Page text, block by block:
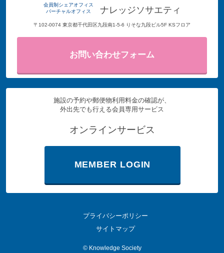
会員制シェアオフィス
バーチャルオフィス
ナレッジソサエティ
〒102-0074 東京都千代田区九段南1-5-6 りそな九段ビル5F KSフロア
お問い合わせフォーム
施設の予約や郵便物利用料金の確認が、
外出先でも行える会員専用サービス
オンラインサービス
MEMBER LOGIN
プライバシーポリシー
サイトマップ
© Knowledge Society